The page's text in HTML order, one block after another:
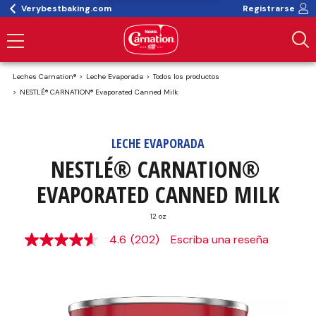
Verybestbaking.com Registrarse
Leches Carnation® Leche Evaporada
Todos los productos
NESTLÉ® CARNATION® Evaporated Canned Milk
LECHE EVAPORADA
NESTLÉ® CARNATION®
EVAPORATED CANNED MILK
12 oz
4.6
4.6 (202) Escriba una reseña